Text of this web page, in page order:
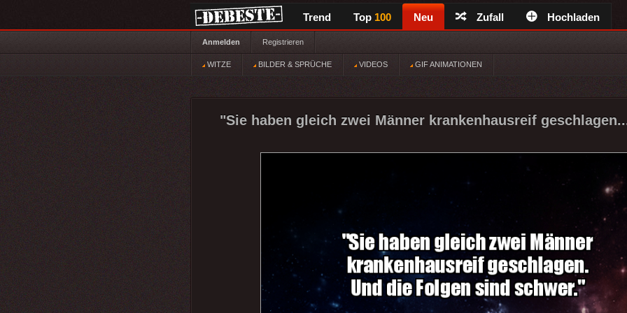
Trend Top 100 Neu Zufall Hochladen
Anmelden Registrieren
WITZE BILDER & SPRÜCHE VIDEOS GIF ANIMATIONEN
"Sie haben gleich zwei Männer krankenhausreif